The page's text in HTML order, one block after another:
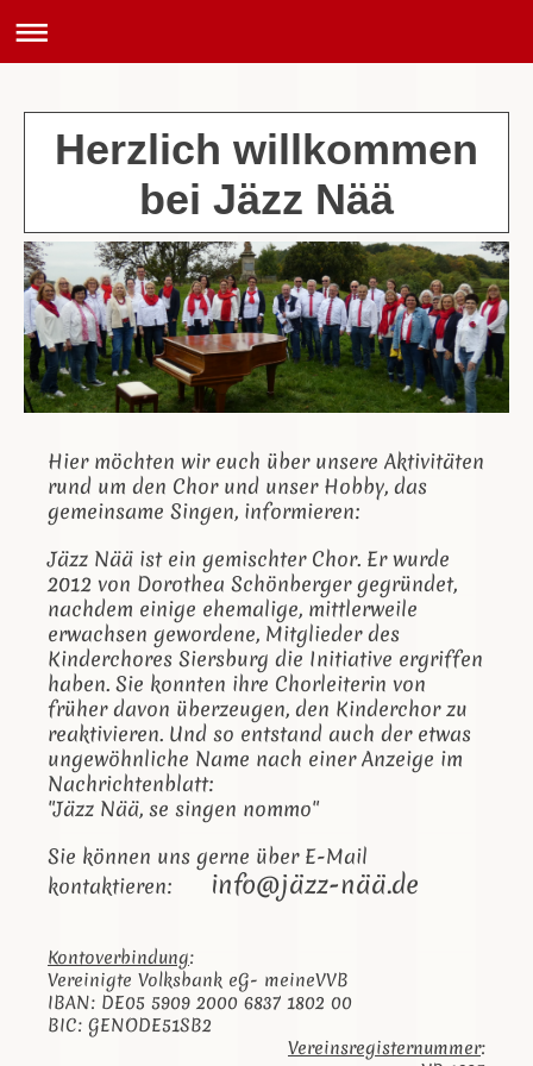
Herzlich willkommen
bei Jäzz Nää
Hier möchten wir euch über unsere Aktivitäten
rund um den Chor und unser Hobby, das
gemeinsame Singen, informieren:
Jäzz Nää ist ein gemischter Chor. Er wurde
2012 von Dorothea Schönberger gegründet,
nachdem einige ehemalige, mittlerweile
erwachsen gewordene, Mitglieder des
Kinderchores Siersburg die Initiative ergriffen
haben. Sie konnten ihre Chorleiterin von
früher davon überzeugen, den Kinderchor zu
reaktivieren. Und so entstand auch der etwas
ungewöhnliche Name nach einer Anzeige im
Nachrichtenblatt:
"Jäzz Nää, se singen nommo"
Sie können uns gerne über E-Mail
kontaktieren:
info@jäzz-nää.de
Kontoverbindung:
Vereinigte Volksbank eG- meineVVB
IBAN: DE05 5909 2000 6837 1802 00
BIC: GENODE51SB2
Vereinsregisternummer: